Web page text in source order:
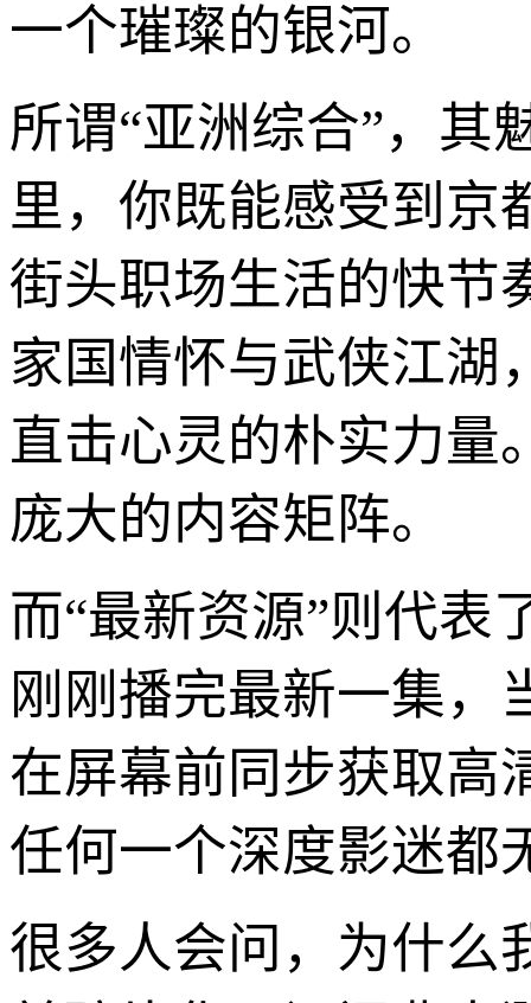
一个璀璨的银河。
所谓“亚洲综合”，其
里，你既能感受到京
街头职场生活的快节
家国情怀与武侠江湖
直击心灵的朴实力量
庞大的内容矩阵。
而“最新资源”则代
刚刚播完最新一集，
在屏幕前同步获取高
任何一个深度影迷都
很多人会问，为什么